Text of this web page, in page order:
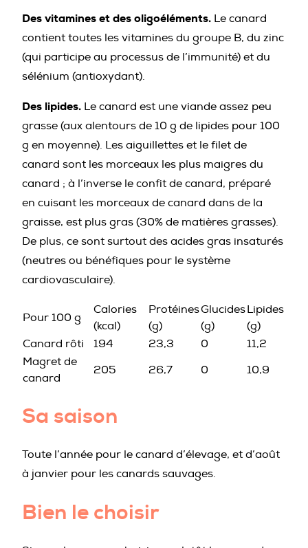
Des vitamines et des oligoéléments. Le canard
contient toutes les vitamines du groupe B, du zinc
(qui participe au processus de l’immunité) et du
sélénium (antioxydant).
Des lipides. Le canard est une viande assez peu
grasse (aux alentours de 10 g de lipides pour 100
g en moyenne). Les aiguillettes et le filet de
canard sont les morceaux les plus maigres du
canard ; à l’inverse le confit de canard, préparé
en cuisant les morceaux de canard dans de la
graisse, est plus gras (30% de matières grasses).
De plus, ce sont surtout des acides gras insaturés
(neutres ou bénéfiques pour le système
cardiovasculaire).
Pour 100 g
Calories
(kcal)
Protéines
(g)
Glucides
(g)
Lipides
(g)
Canard rôti
194 23,3 0
11,2
Magret de
canard
205 26,7 0 10,9
Sa saison
Toute l’année pour le canard d’élevage, et d’août
à janvier pour les canards sauvages.
Bien le choisir